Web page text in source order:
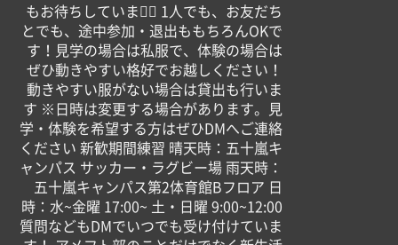
もお待ちしています🏻 1人でも、お友だち
とでも、途中参加・退出ももちろんOKで
す！見学の場合は私服で、体験の場合は
ぜひ動きやすい格好でお越しください！
動きやすい服がない場合は貸出も行いま
す ※日時は変更する場合があります。見
学・体験を希望する方はぜひDMへご連絡
ください 新歓期間練習 晴天時：五十嵐キ
ャンパス サッカー・ラグビー場 雨天時：
五十嵐キャンパス第2体育館Bフロア 日
時：水~金曜 17:00~ 土・日曜 9:00~12:00
質問などもDMでいつでも受け付けていま